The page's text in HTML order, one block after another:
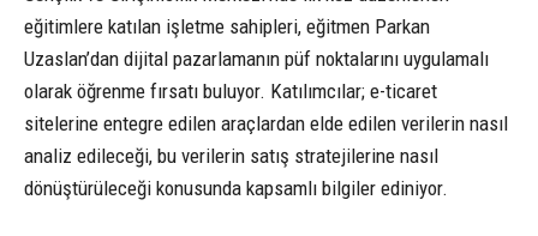
eğitimlere katılan işletme sahipleri, eğitmen Parkan
Uzaslan’dan dijital pazarlamanın püf noktalarını uygulamalı
olarak öğrenme fırsatı buluyor. Katılımcılar; e-ticaret
sitelerine entegre edilen araçlardan elde edilen verilerin nasıl
analiz edileceği, bu verilerin satış stratejilerine nasıl
dönüştürüleceği konusunda kapsamlı bilgiler ediniyor.